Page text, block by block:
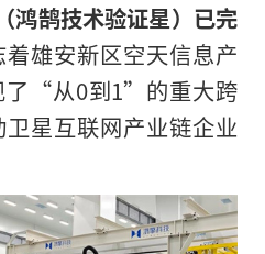
鹄技术验证星）已完
着雄安新区空天信息产
了“从0到1”的重大跨
星互联网产业链企业